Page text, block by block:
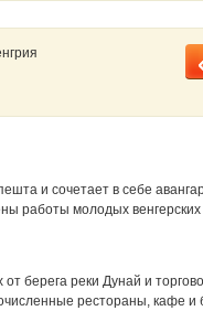
и сочетает в себе
работы молодых венгерских
берега реки Дунай и
рестораны, кафе и